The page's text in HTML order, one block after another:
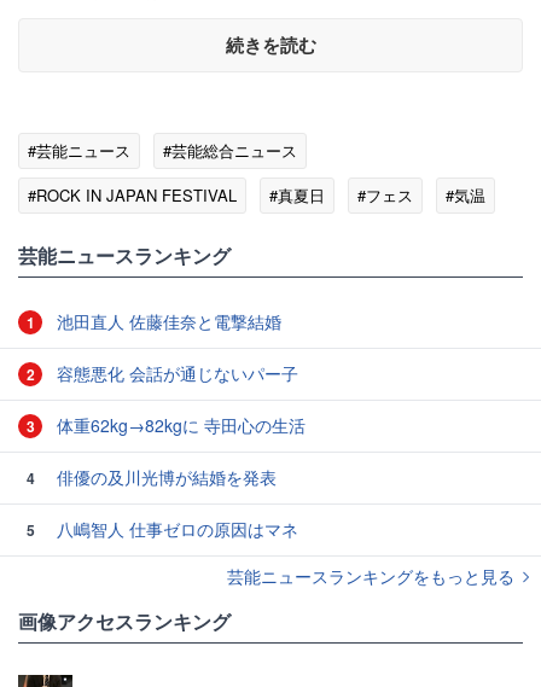
続きを読む
#芸能ニュース
#芸能総合ニュース
#ROCK IN JAPAN FESTIVAL
#真夏日 #フェス
#気温
芸能ニュースランキング
1 池田直人 佐藤佳奈と電撃結婚
2 容態悪化 会話が通じないパー子
3 体重62kg→82kgに 寺田心の生活
4 俳優の及川光博が結婚を発表
5
八嶋智人 仕事ゼロの原因はマネ
芸能ニュースランキングをもっと見る
画像アクセスランキング